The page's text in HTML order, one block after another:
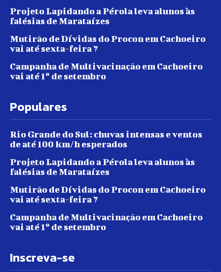
Projeto Lapidando a Pérola leva alunos às
falésias de Marataízes
Mutirão de Dívidas do Procon em Cachoeiro
vai até sexta-feira 7
Campanha de Multivacinação em Cachoeiro
vai até 1º de setembro
Populares
Rio Grande do Sul: chuvas intensas e ventos
de até 100 km/h esperados
Projeto Lapidando a Pérola leva alunos às
falésias de Marataízes
Mutirão de Dívidas do Procon em Cachoeiro
vai até sexta-feira 7
Campanha de Multivacinação em Cachoeiro
vai até 1º de setembro
Inscreva-se